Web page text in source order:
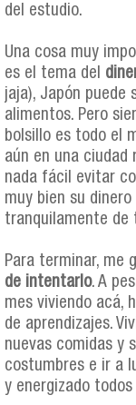
del estudio.
Una cosa muy
es el tema del
jaja), Japón puede
alimentos. Pero
bolsillo es todo el
aún en una ciudad
nada fácil evitar
muy bien su
tranquilamente de
Para terminar, me
de intentarlo. A
mes viviendo acá,
de aprendizajes.
nuevas comidas y
costumbres e ir a
y energizado todos